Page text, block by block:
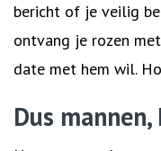
bericht of je veilig
ontvang je rozen
date met hem wil.
Dus